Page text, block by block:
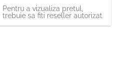
Pentru a vizualiza pretul,
trebuie sa fiti reseller autorizat